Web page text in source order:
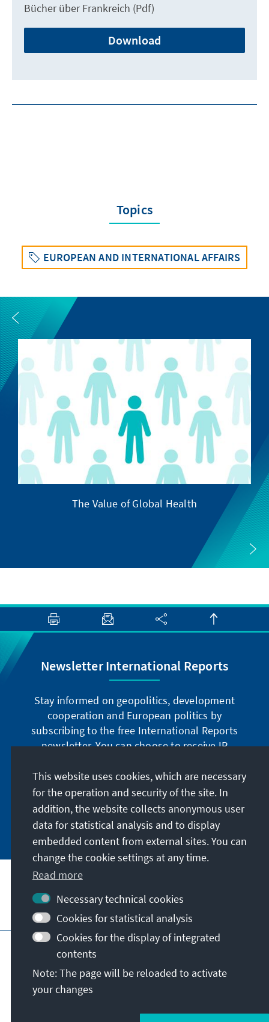
Bücher über Frankreich (Pdf)
Download
Topics
EUROPEAN AND INTERNATIONAL AFFAIRS
The Value of Global Health
Newsletter International Reports
Stay informed on geopolitics, development
cooperation and European politics by
subscribing to the free International Reports
newsletter. You can choose to receive IR
German or have the print version sent to you in
German or English.
Jetzt abonnieren
Visit also
Imprint Data protection
Terms of use
Declaration on accessibility
Report an accessibility issue
© Konrad-Adenauer-Stiftung e.V. 2026
This website uses cookies, which are necessary
for the operation and security of the site. In
addition, the website collects anonymous user
data for statistical analysis and to display
embedded content from external sites. You can
change the cookie settings at any time.
Read more
Necessary technical cookies
Cookies for statistical analysis
Cookies for the display of integrated
contents
Note: The page will be reloaded to activate
your changes